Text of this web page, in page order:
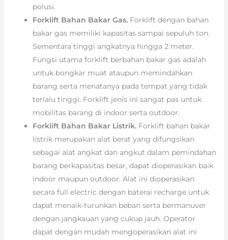
polusi.
Forklift Bahan Bakar Gas. Forklift dengan bahan
bakar gas memiliki kapasitas sampai sepuluh ton.
Sementara tinggi angkatnya hingga 2 meter.
Fungsi utama forklift berbahan bakar gas adalah
untuk bongkar muat ataupun memindahkan
barang serta menatanya pada tempat yang tidak
terlalu tinggi. Forklift jenis ini sangat pas untuk
mobilitas barang di indoor serta outdoor.
Forklift Bahan Bakar Listrik. Forklift bahan bakar
listrik merupakan alat berat yang difungsikan
sebagai alat angkat dan angkut dalam pemindahan
barang berkapasitas besar, dapat dioperasikan baik
indoor maupun outdoor. Alat ini dioperasikan
secara full electric dengan baterai recharge untuk
dapat menaik-turunkan beban serta bermanuver
dengan jangkauan yang cukup jauh. Operator
dapat dengan mudah mengoperasikan alat ini